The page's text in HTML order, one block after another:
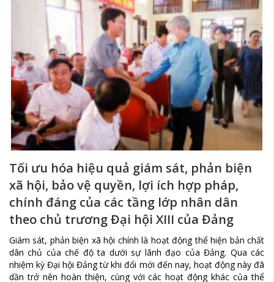
Tối ưu hóa hiệu quả giám sát, phản biện
xã hội, bảo vệ quyền, lợi ích hợp pháp,
chính đáng của các tầng lớp nhân dân
theo chủ trương Đại hội XIII của Đảng
Giám sát, phản biện xã hội chính là hoạt động thể hiện bản chất
dân chủ của chế độ ta dưới sự lãnh đạo của Đảng. Qua các
nhiệm kỳ Đại hội Đảng từ khi đổi mới đến nay, hoạt động này đã
dần trở nên hoàn thiện, cùng với các hoạt động khác của thể